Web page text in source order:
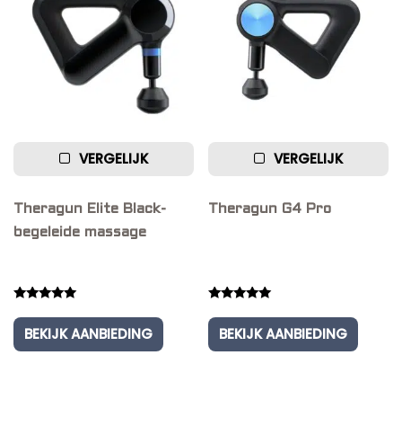
VERGELIJK
Theragun Elite Black-
begeleide massage
5.00
out of 5
BEKIJK AANBIEDING
VERGELIJK
Theragun G4 Pro
5.00
out of 5
BEKIJK AANBIEDING